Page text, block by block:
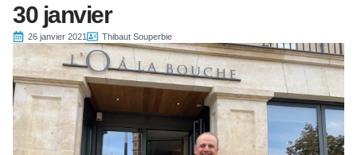
30 janvier
26 janvier 2021 Thibaut Souperbie